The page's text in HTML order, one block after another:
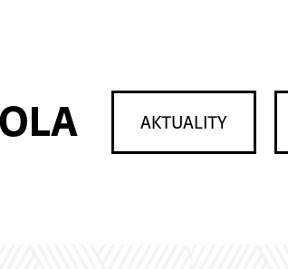
AKTUALITY